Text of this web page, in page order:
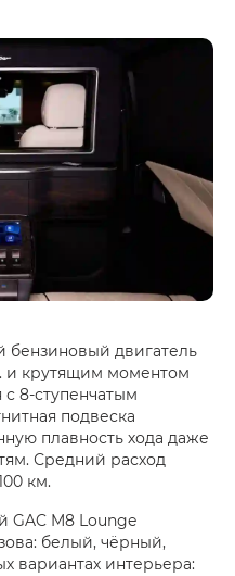
двигатель
и крутящим моментом
с 8-ступенчатым
подвеска
плавность хода даже
Средний расход
км.
GAC M8 Lounge
белый, чёрный,
вариантах интерьера: